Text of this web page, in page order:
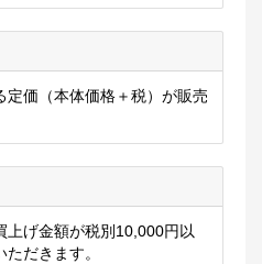
定価（本体価格＋税）が販売
上げ金額が税別10,000円以
だきます。